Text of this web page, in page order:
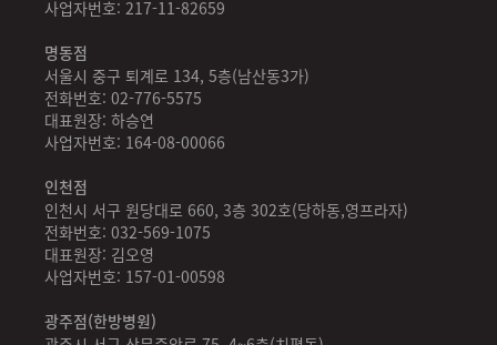
사업자번호: 217-11-82659
명동점
서울시 중구 퇴계로 134, 5층(남산동3가)
전화번호: 02-776-5575
대표원장: 하승연
사업자번호: 164-08-00066
인천점
인천시 서구 원당대로 660, 3층 302호(당하동,영프라자)
전화번호: 032-569-1075
대표원장: 김오영
사업자번호: 157-01-00598
광주점(한방병원)